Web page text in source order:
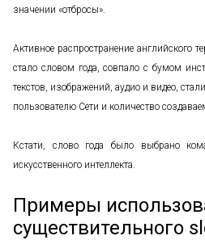
значении «отбросы».
Активное распространение английского
стало словом года, совпало с бумом
текстов, изображений, аудио и видео,
пользователю Сети и количество
Кстати, слово года было выбрано
искусственного интеллекта.
Примеры
существительного